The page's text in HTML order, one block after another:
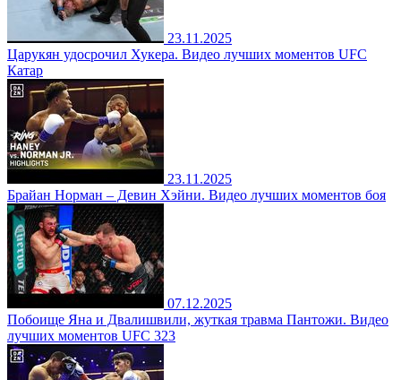
23.11.2025
Царукян удосрочил Хукера. Видео лучших моментов UFC
Катар
23.11.2025
Брайан Норман – Девин Хэйни. Видео лучших моментов боя
07.12.2025
Побоище Яна и Двалишвили, жуткая травма Пантожи. Видео
лучших моментов UFC 323